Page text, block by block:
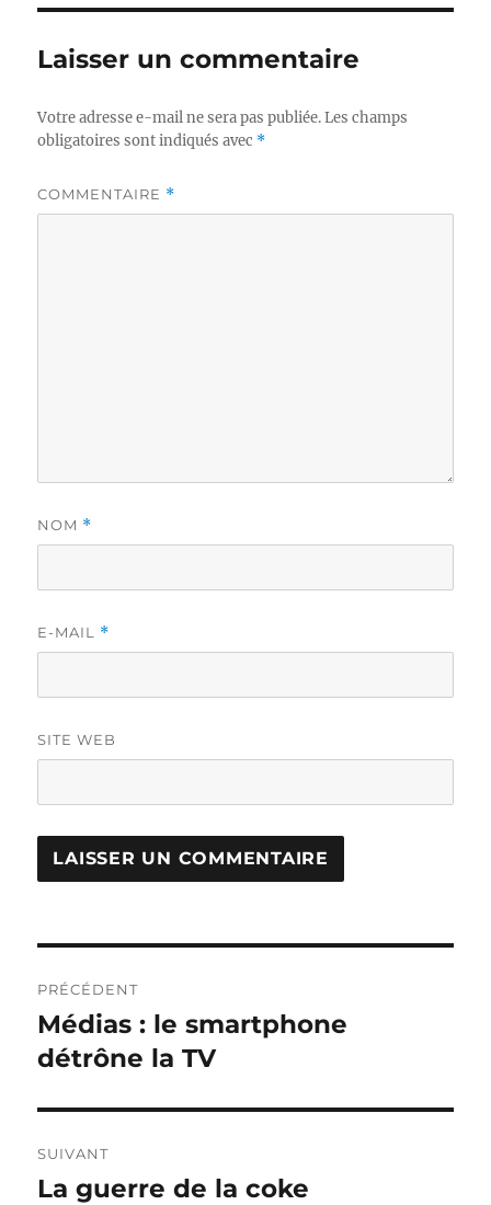
Laisser un commentaire
Votre adresse e-mail ne sera pas publiée. Les champs
obligatoires sont indiqués avec *
COMMENTAIRE *
NOM *
E-MAIL *
SITE WEB
de
l’article
PRÉCÉDENT
Publication
précédente :
Médias : le smartphone
détrône la TV
SUIVANT
Publication
La guerre de la coke